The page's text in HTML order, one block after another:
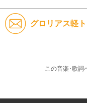
グロリアス軽
この音楽･歌詞